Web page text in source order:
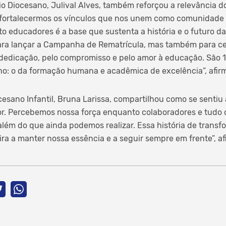
Diocesano, Julival Alves, também reforçou a relevância
os vínculos que nos unem como
educadores é a base que sustenta a história e o futuro
lançar a Campanha de Rematrícula, mas também para
pelo compromisso e pelo amor à educação. São
o da formação humana e acadêmica de excelência”,
Infantil, Bruna Larissa, compartilhou como se sentiu
Percebemos nossa força enquanto colaboradores e tudo
do que ainda podemos realizar. Essa história de
a manter nossa essência e a seguir sempre em frente”,